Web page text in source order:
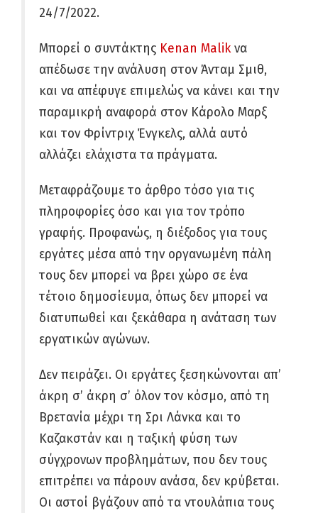
24/7/2022.
Μπορεί ο συντάκτης Kenan Malikνα
απέδωσε την ανάλυση στον Άνταμ Σμιθ,
και να απέφυγε επιμελώς να κάνει και την
παραμικρή αναφορά στον Κάρολο Μαρξ
και τον Φρίντριχ Ένγκελς, αλλά αυτό
αλλάζει ελάχιστα τα πράγματα.
Μεταφράζουμε το άρθρο τόσο για τις
πληροφορίες όσο και για τον τρόπο
γραφής. Προφανώς, η διέξοδος για τους
εργάτες μέσα από την οργανωμένη πάλη
τους δεν μπορεί να βρει χώρο σε ένα
τέτοιο δημοσίευμα, όπως δεν μπορεί να
διατυπωθεί και ξεκάθαρα η ανάταση των
εργατικών αγώνων.
Δεν πειράζει. Οι εργάτες ξεσηκώνονται απ’
άκρη σ’ άκρη σ’ όλον τον κόσμο, από τη
Βρετανία μέχρι τη Σρι Λάνκα και το
Καζακστάν και η ταξική φύση των
σύγχρονων προβλημάτων, που δεν τους
επιτρέπει να πάρουν ανάσα, δεν κρύβεται.
Οι αστοί βγάζουν από τα ντουλάπια τους